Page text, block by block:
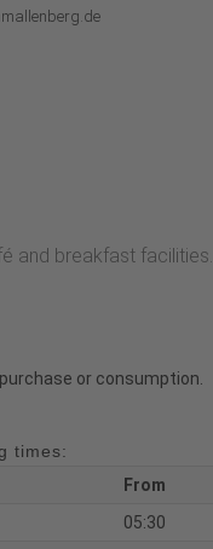
and breakfast facilities.
or consumption.
times:
From
05:30